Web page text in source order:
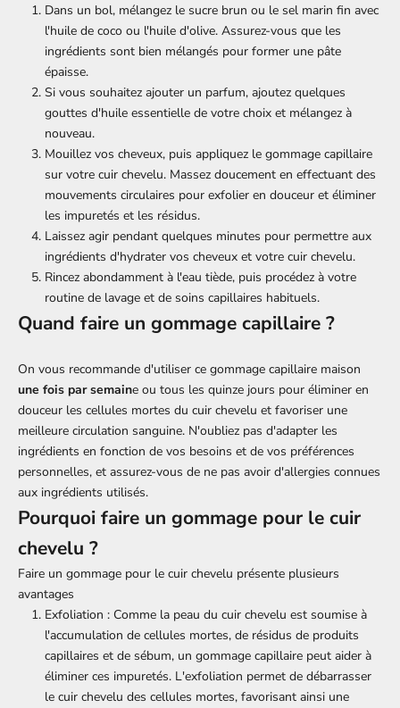
Dans un bol, mélangez le sucre brun ou le sel marin fin avec
l'huile de coco ou l'huile d'olive. Assurez-vous que les
ingrédients sont bien mélangés pour former une pâte
épaisse.
Si vous souhaitez ajouter un parfum, ajoutez quelques
gouttes d'huile essentielle de votre choix et mélangez à
nouveau.
Mouillez vos cheveux, puis appliquez le gommage capillaire
sur votre cuir chevelu. Massez doucement en effectuant des
mouvements circulaires pour exfolier en douceur et éliminer
les impuretés et les résidus.
Laissez agir pendant quelques minutes pour permettre aux
ingrédients d'hydrater vos cheveux et votre cuir chevelu.
Rincez abondamment à l'eau tiède, puis procédez à votre
routine de lavage et de soins capillaires habituels.
Quand faire un gommage capillaire ?
On vous recommande d'utiliser ce gommage capillaire maison
une fois par semaine ou tous les quinze jours pour éliminer en
douceur les cellules mortes du cuir chevelu et favoriser une
meilleure circulation sanguine. N'oubliez pas d'adapter les
ingrédients en fonction de vos besoins et de vos préférences
personnelles, et assurez-vous de ne pas avoir d'allergies connues
aux ingrédients utilisés.
Pourquoi faire un gommage pour le cuir
chevelu ?
Faire un gommage pour le cuir chevelu présente plusieurs
avantages
Exfoliation : Comme la peau du cuir chevelu est soumise à
l'accumulation de cellules mortes, de résidus de produits
capillaires et de sébum, un gommage capillaire peut aider à
éliminer ces impuretés. L'exfoliation permet de débarrasser
le cuir chevelu des cellules mortes, favorisant ainsi une